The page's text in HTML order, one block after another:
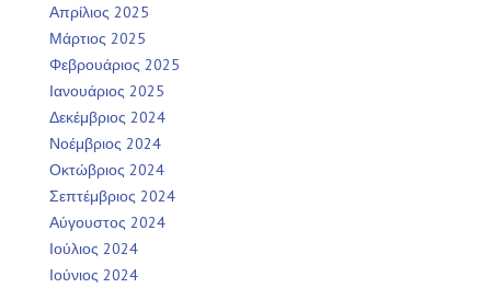
Απρίλιος 2025
Μάρτιος 2025
Φεβρουάριος 2025
Ιανουάριος 2025
Δεκέμβριος 2024
Νοέμβριος 2024
Οκτώβριος 2024
Σεπτέμβριος 2024
Αύγουστος 2024
Ιούλιος 2024
Ιούνιος 2024